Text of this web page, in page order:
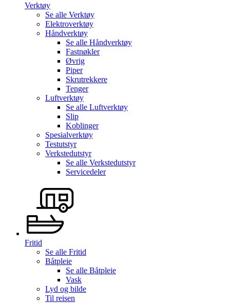
Verktøy
Se alle Verktøy
Elektroverktøy
Håndverktøy
Se alle Håndverktøy
Fastnøkler
Øvrig
Piper
Skrutrekkere
Tenger
Luftverktøy
Se alle Luftverktøy
Slip
Koblinger
Spesialverktøy
Testutstyr
Verkstedutstyr
Se alle Verkstedutstyr
Servicedeler
Fritid
Se alle Fritid
Båtpleie
Se alle Båtpleie
Vask
Lyd og bilde
Til reisen